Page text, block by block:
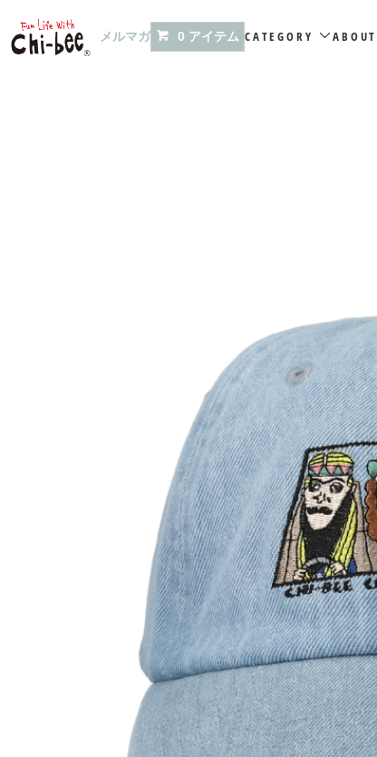
メルマガ 0 アイテム CATEGORY ABOUT